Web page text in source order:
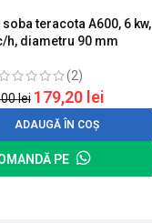
soba teracota A600, 6 kw,
h, diametru 90 mm
(2)
lei 179,20 lei
ADAUGĂ ÎN COȘ
PE